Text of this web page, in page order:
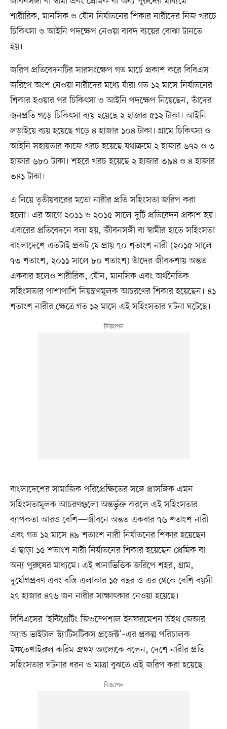
শারীরিক, মানসিক ও যৌন নির্যাতনের শিকার নারীদের নিজ খরচে
চিকিৎসা ও আইনি পদক্ষেপ নেওয়া বাবদ ব্যয়ের বোঝা টানতে
হয়।
জরিপ প্রতিবেদনটির সারসংক্ষেপ গত মার্চে প্রকাশ করে বিবিএস।
জরিপে অংশ নেওয়া নারীদের মধ্যে যাঁরা গত ১২ মাসে নির্যাতনের
শিকার হওয়ার পর চিকিৎসা ও আইনি পদক্ষেপ নিয়েছেন, তাঁদের
জনপ্রতি গড়ে চিকিৎসা ব্যয় হয়েছে ২ হাজার ৫১২ টাকা। আইনি
লড়াইয়ে ব্যয় হয়েছে গড়ে ৪ হাজার ১০৪ টাকা। গ্রামে চিকিৎসা ও
আইনি সহায়তার কাজে খরচ হয়েছে যথাক্রমে ২ হাজার ৬৭২ ও ৩
হাজার ৬৮০ টাকা। শহরে খরচ হয়েছে ২ হাজার ৩৯৪ ও ৪ হাজার
৩৪১ টাকা।
এ নিয়ে তৃতীয়বারের মতো নারীর প্রতি সহিংসতা জরিপ করা
হলো। এর আগে ২০১১ ও ২০১৫ সালে দুটি প্রতিবেদন প্রকাশ হয়।
এবারের প্রতিবেদনে বলা হয়, জীবনসঙ্গী বা স্বামীর হাতে সহিংসতা
বাংলাদেশে এতটাই প্রকট যে প্রায় ৭০ শতাংশ নারী (২০১৫ সালে
৭৩ শতাংশ, ২০১১ সালে ৮০ শতাংশ) তাঁদের জীবদ্দশায় অন্তত
একবার হলেও শারীরিক, যৌন, মানসিক এবং অর্থনৈতিক
সহিংসতার পাশাপাশি নিয়ন্ত্রণমূলক আচরণের শিকার হয়েছেন। ৪১
শতাংশ নারীর ক্ষেত্রে গত ১২ মাসে এই সহিংসতার ঘটনা ঘটেছে।
বাংলাদেশের সামাজিক পরিপ্রেক্ষিতের সঙ্গে প্রাসঙ্গিক এমন
সহিংসতামূলক আচরণগুলো অন্তর্ভুক্ত করলে এই সহিংসতার
ব্যাপকতা আরও বেশি—জীবনে অন্তত একবার ৭৬ শতাংশ নারী
এবং গত ১২ মাসে ৪৯ শতাংশ নারী নির্যাতনের শিকার হয়েছেন।
এ ছাড়া ১৫ শতাংশ নারী নির্যাতনের শিকার হয়েছেন প্রেমিক বা
অন্য পুরুষের মাধ্যমে। এই খানাভিত্তিক জরিপে শহর, গ্রাম,
দুর্যোগপ্রবণ এবং বস্তি এলাকার ১৫ বছর ও এর থেকে বেশি বয়সী
২৭ হাজার ৪৭৬ জন নারীর সাক্ষাৎকার নেওয়া হয়েছে।
বিবিএসের ‘ইন্টিগ্রেটিং জিওস্পেশাল ইনফরমেশন উইথ জেন্ডার
অ্যান্ড ভাইটাল স্ট্যাটিসটিকস প্রজেক্ট’–এর প্রকল্প পরিচালক
ইফতেখাইরুল করিম প্রথম আলোকে বলেন, দেশে নারীর প্রতি
সহিংসতার ঘটনার ধরন ও মাত্রা বুঝতে এই জরিপ করা হয়েছে।